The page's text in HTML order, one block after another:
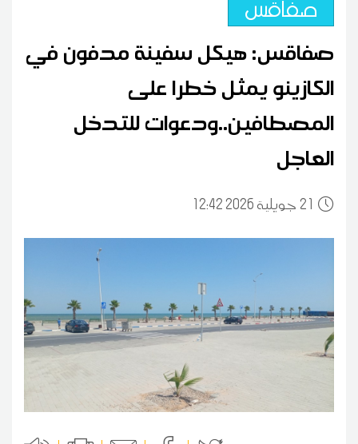
صفاقس
صفاقس: هيكل سفينة مدفون في
الكازينو يمثل خطرا على
المصطافين..ودعوات للتدخل
العاجل
21 12:42 2026 جويلية